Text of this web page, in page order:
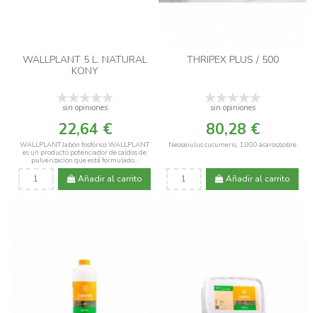
WALLPLANT 5 L. NATURAL
KONY
sin opiniones
22,64 €
WALLPLANT Jabón fosfórico WALLPLANT
es un producto potenciador de caldos de
pulverizacion que está formulado...
Añadir al carrito
THRIPEX PLUS / 500
sin opiniones
80,28 €
Neoseiulus cucumeris, 1.000 ácaros/sobre
Añadir al carrito